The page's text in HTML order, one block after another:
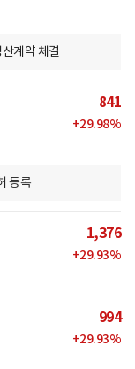
계약 체결
841
+29.98%
등록
1,376
+29.93%
994
+29.93%